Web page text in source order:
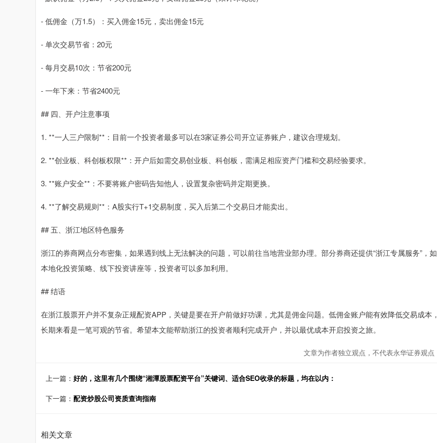
- 低佣金（万1.5）：买入佣金15元，卖出佣金15元
- 单次交易节省：20元
- 每月交易10次：节省200元
- 一年下来：节省2400元
## 四、开户注意事项
1. **一人三户限制**：目前一个投资者最多可以在3家证券公司开立证券账户，建议合理规划。
2. **创业板、科创板权限**：开户后如需交易创业板、科创板，需满足相应资产门槛和交易经验要求。
3. **账户安全**：不要将账户密码告知他人，设置复杂密码并定期更换。
4. **了解交易规则**：A股实行T+1交易制度，买入后第二个交易日才能卖出。
## 五、浙江地区特色服务
浙江的券商网点分布密集，如果遇到线上无法解决的问题，可以前往当地营业部办理。部分券商还提供“浙江专属服务”，如
本地化投资策略、线下投资讲座等，投资者可以多加利用。
## 结语
在浙江股票开户并不复杂正规配资APP，关键是要在开户前做好功课，尤其是佣金问题。低佣金账户能有效降低交易成本，
长期来看是一笔可观的节省。希望本文能帮助浙江的投资者顺利完成开户，并以最优成本开启投资之旅。
文章为作者独立观点，不代表永华证券观点
上一篇： 好的，这里有几个围绕“湘潭股票配资平台”关键词、适合SEO收录的标题，均在以内：
下一篇： 配资炒股公司资质查询指南
相关文章